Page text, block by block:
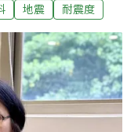
，針對核三廠重啟
內容經過校對，希
意。陳文山：從台
就用PPT跟大家做一
是來自台電的調查
是台電自己出的報
地震 耐震度